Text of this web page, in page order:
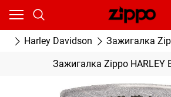
Harley Davidson Зажигалка
Зажигалка Zippo HARLEY
Ваш город - Москва,
От выбранного города зависят сроки